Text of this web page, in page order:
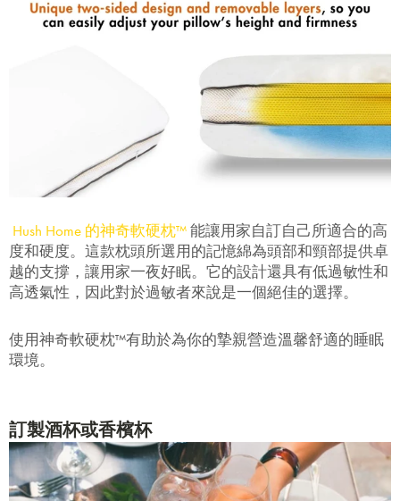
Hush Home 的神奇軟硬枕™能讓用家自訂自己所適合的高
度和硬度。這款枕頭所選用的記憶綿為頭部和頸部提供卓
越的支撐，讓用家一夜好眠。它的設計還具有低過敏性和
高透氣性，因此對於過敏者來說是一個絕佳的選擇。
使用神奇軟硬枕™有助於為你的摯親營造溫馨舒適的睡眠
環境。
訂製酒杯或香檳杯